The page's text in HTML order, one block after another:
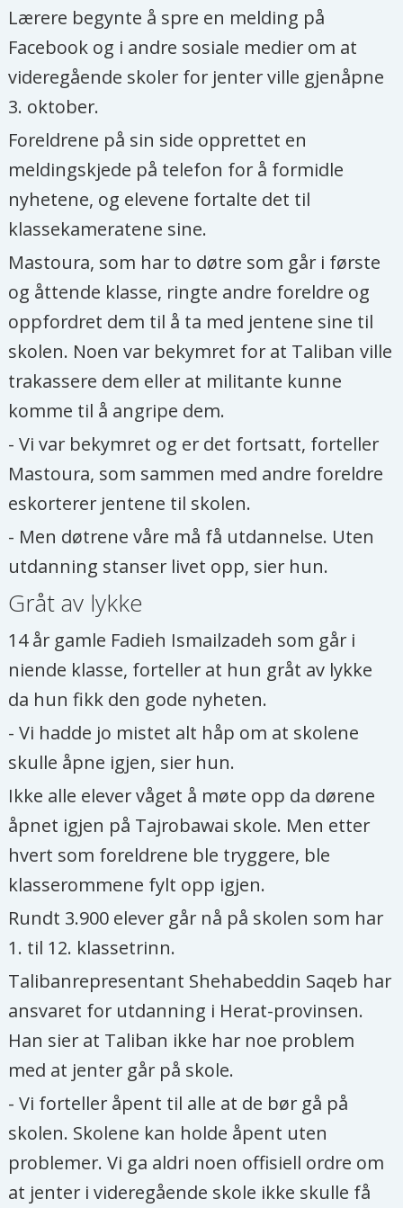
Lærere begynte å spre en melding på
Facebook og i andre sosiale medier om at
videregående skoler for jenter ville gjenåpne
3. oktober.
Foreldrene på sin side opprettet en
meldingskjede på telefon for å formidle
nyhetene, og elevene fortalte det til
klassekameratene sine.
Mastoura, som har to døtre som går i første
og åttende klasse, ringte andre foreldre og
oppfordret dem til å ta med jentene sine til
skolen. Noen var bekymret for at Taliban ville
trakassere dem eller at militante kunne
komme til å angripe dem.
- Vi var bekymret og er det fortsatt, forteller
Mastoura, som sammen med andre foreldre
eskorterer jentene til skolen.
- Men døtrene våre må få utdannelse. Uten
utdanning stanser livet opp, sier hun.
Gråt av lykke
14 år gamle Fadieh Ismailzadeh som går i
niende klasse, forteller at hun gråt av lykke
da hun fikk den gode nyheten.
- Vi hadde jo mistet alt håp om at skolene
skulle åpne igjen, sier hun.
Ikke alle elever våget å møte opp da dørene
åpnet igjen på Tajrobawai skole. Men etter
hvert som foreldrene ble tryggere, ble
klasserommene fylt opp igjen.
Rundt 3.900 elever går nå på skolen som har
1. til 12. klassetrinn.
Talibanrepresentant Shehabeddin Saqeb har
ansvaret for utdanning i Herat-provinsen.
Han sier at Taliban ikke har noe problem
med at jenter går på skole.
- Vi forteller åpent til alle at de bør gå på
skolen. Skolene kan holde åpent uten
problemer. Vi ga aldri noen offisiell ordre om
at jenter i videregående skole ikke skulle få